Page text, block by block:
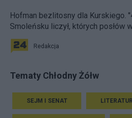
Hofman bezlitosny dla Kurskiego.
Smoleńsku liczył, których posłów
Redakcja
Tematy Chłodny Żółw
SEJM I SENAT